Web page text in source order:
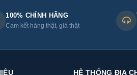
100% CHÍNH HÃNG
Cam kết hàng thật, giá thật
HỆ THỐNG ĐỊA